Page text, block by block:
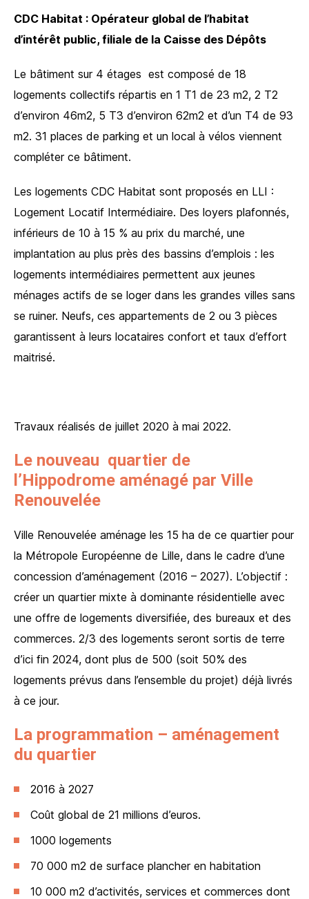
CDC Habitat : Opérateur global de l’habitat
d’intérêt public, filiale de la Caisse des Dépôts
Le bâtiment sur 4 étages est composé de 18
logements collectifs répartis en 1 T1 de 23 m2, 2 T2
d’environ 46m2, 5 T3 d’environ 62m2 et d’un T4 de 93
m2. 31 places de parking et un local à vélos viennent
compléter ce bâtiment.
Les logements CDC Habitat sont proposés en LLI :
Logement Locatif Intermédiaire. Des loyers plafonnés,
inférieurs de 10 à 15 % au prix du marché, une
implantation au plus près des bassins d’emplois : les
logements intermédiaires permettent aux jeunes
ménages actifs de se loger dans les grandes villes sans
se ruiner. Neufs, ces appartements de 2 ou 3 pièces
garantissent à leurs locataires confort et taux d’effort
maitrisé.
Travaux réalisés de juillet 2020 à mai 2022.
Le nouveau quartier de
l’Hippodrome aménagé par Ville
Renouvelée
Ville Renouvelée aménage les 15 ha de ce quartier pour
la Métropole Européenne de Lille, dans le cadre d’une
concession d’aménagement (2016 – 2027). L’objectif :
créer un quartier mixte à dominante résidentielle avec
une offre de logements diversifiée, des bureaux et des
commerces. 2/3 des logements seront sortis de terre
d’ici fin 2024, dont plus de 500 (soit 50% des
logements prévus dans l’ensemble du projet) déjà livrés
à ce jour.
La programmation – aménagement
du quartier
2016 à 2027
Coût global de 21 millions d’euros.
1000 logements
70 000 m2 de surface plancher en habitation
10 000 m2 d’activités, services et commerces dont